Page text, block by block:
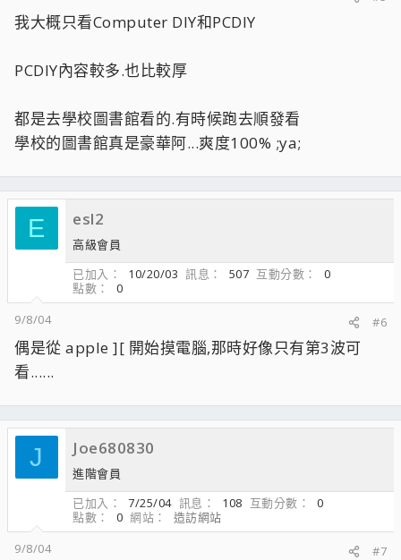
我大概只看Computer DIY和PCDIY
PCDIY內容較多.也比較厚
都是去學校圖書館看的.有時候跑去順發看
學校的圖書館真是豪華阿...爽度100% ;ya;
E esl2
高級會員
已加入
10/20/03 訊息 507 互動分數
0
點數
0
9/8/04
#6
偶是從 apple ][ 開始摸電腦,那時好像只有第3波可
看......
J Joe680830
進階會員
已加入
7/25/04 訊息 108 互動分數
0
點數
0 網站
造訪網站
9/8/04
#7